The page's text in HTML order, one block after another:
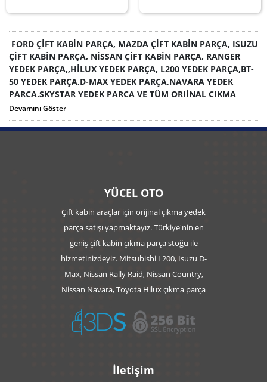
FORD ÇİFT KABİN PARÇA, MAZDA ÇİFT KABİN PARÇA, ISUZU
ÇİFT KABİN PARÇA, NİSSAN ÇİFT KABİN PARÇA, RANGER
YEDEK PARÇA,,HİLUX YEDEK PARÇA, L200 YEDEK PARÇA,BT-
50 YEDEK PARÇA,D-MAX YEDEK PARÇA,NAVARA YEDEK
PARÇA,SKYSTAR YEDEK PARÇA VE TÜM ORJİNAL ÇIKMA
YEDEK PARÇALARI FİRMAMIZDAN TEMİN EDEBİLİRSİNİZ.
YÜCEL OTO
Devamını Göster
YÜCEL OTO
Çift kabin araçlar için orijinal çıkma yedek
parça satışı yapmaktayız. Türkiye'nin en
geniş çift kabin çıkma parça stoğu ile
hizmetinizdeyiz. Mitsubishi L200, Isuzu D-
Max, Nissan Rally Raid, Nissan Country,
Nissan Navara, Toyota Hilux çıkma parça
İletişim